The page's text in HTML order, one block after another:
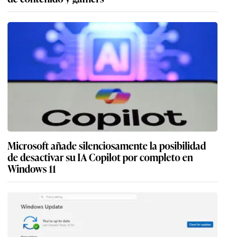
Microsoft añade silenciosamente la posibilidad
de desactivar su IA Copilot por completo en
Windows 11